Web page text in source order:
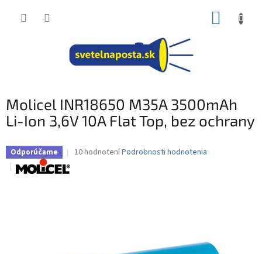
Molicel INR18650 M35A 3500mAh
Li-Ion 3,6V 10A Flat Top, bez ochrany
Odporúčame
Priemerné
10 hodnoteníPodrobnosti hodnotenia